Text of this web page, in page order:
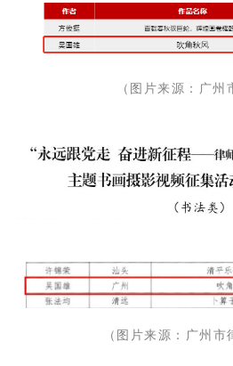
（图片来源：广州
（图片来源：广州市